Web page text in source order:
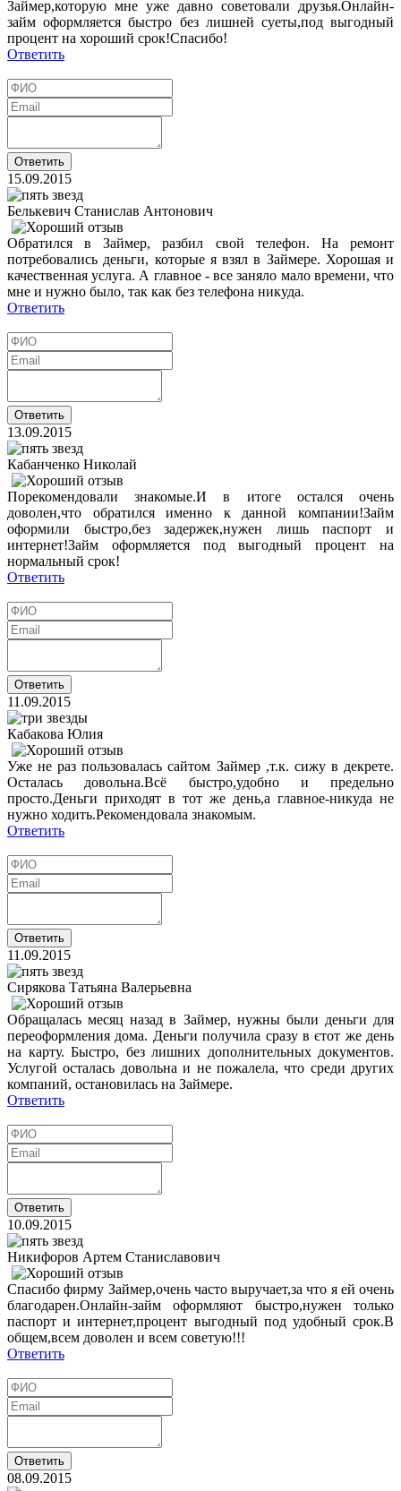
Займер,которую мне уже давно советовали друзья.Онлайн-
займ оформляется быстро без лишней суеты,под выгодный
процент на хороший срок!Спасибо!
Ответить
15.09.2015
Белькевич Станислав Антонович
Обратился в Займер, разбил свой телефон. На ремонт
потребовались деньги, которые я взял в Займере. Хорошая и
качественная услуга. А главное - все заняло мало времени, что
мне и нужно было, так как без телефона никуда.
Ответить
13.09.2015
Кабанченко Николай
Порекомендовали знакомые.И в итоге остался очень
доволен,что обратился именно к данной компании!Займ
оформили быстро,без задержек,нужен лишь паспорт и
интернет!Займ оформляется под выгодный процент на
нормальный срок!
Ответить
11.09.2015
Кабакова Юлия
Уже не раз пользовалась сайтом Займер ,т.к. сижу в декрете.
Осталась довольна.Всё быстро,удобно и предельно
просто.Деньги приходят в тот же день,а главное-никуда не
нужно ходить.Рекомендовала знакомым.
Ответить
11.09.2015
Сирякова Татьяна Валерьевна
Обращалась месяц назад в Займер, нужны были деньги для
переоформления дома. Деньги получила сразу в єтот же день
на карту. Быстро, без лишних дополнительных документов.
Услугой осталась довольна и не пожалела, что среди других
компаний, остановилась на Займере.
Ответить
10.09.2015
Никифоров Артем Станиславович
Спасибо фирму Займер,очень часто выручает,за что я ей очень
благодарен.Онлайн-займ оформляют быстро,нужен только
паспорт и интернет,процент выгодный под удобный срок.В
общем,всем доволен и всем советую!!!
Ответить
08.09.2015